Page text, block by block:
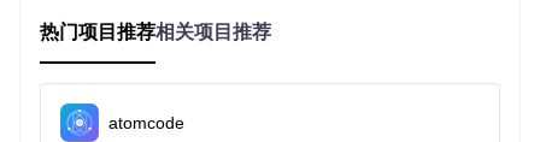
从零开始的中断处理实践
没有中断的计算机就像没有感官的人——无法感知外部世界的
变化。os-tutorial通过构建中断描述符表（IDT）和中断服务例
热门项目推荐相关项目推荐
atomcode